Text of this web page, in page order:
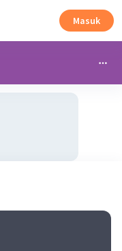
Masuk